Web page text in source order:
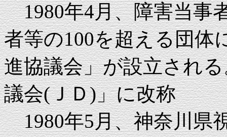
1980年4月、障害当事
者等の100を超える団体
進協議会」が設立され
議会(ＪＤ)」に改称
1980年5月、神奈川県